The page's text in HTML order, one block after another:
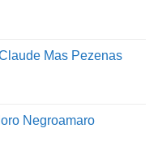
Mas Pezenas
Negroamaro